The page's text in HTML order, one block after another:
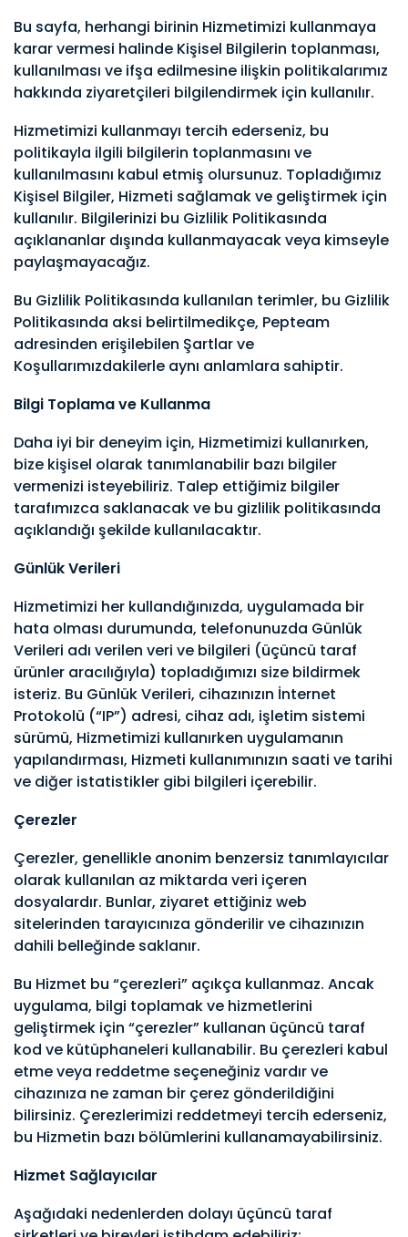
Bu sayfa, herhangi birinin Hizmetimizi kullanmaya
karar vermesi halinde Kişisel Bilgilerin toplanması,
kullanılması ve ifşa edilmesine ilişkin politikalarımız
hakkında ziyaretçileri bilgilendirmek için kullanılır.
Hizmetimizi kullanmayı tercih ederseniz, bu
politikayla ilgili bilgilerin toplanmasını ve
kullanılmasını kabul etmiş olursunuz. Topladığımız
Kişisel Bilgiler, Hizmeti sağlamak ve geliştirmek için
kullanılır. Bilgilerinizi bu Gizlilik Politikasında
açıklananlar dışında kullanmayacak veya kimseyle
paylaşmayacağız.
Bu Gizlilik Politikasında kullanılan terimler, bu Gizlilik
Politikasında aksi belirtilmedikçe, Pepteam
adresinden erişilebilen Şartlar ve
Koşullarımızdakilerle aynı anlamlara sahiptir.
Bilgi Toplama ve Kullanma
Daha iyi bir deneyim için, Hizmetimizi kullanırken,
bize kişisel olarak tanımlanabilir bazı bilgiler
vermenizi isteyebiliriz. Talep ettiğimiz bilgiler
tarafımızca saklanacak ve bu gizlilik politikasında
açıklandığı şekilde kullanılacaktır.
Günlük Verileri
Hizmetimizi her kullandığınızda, uygulamada bir
hata olması durumunda, telefonunuzda Günlük
Verileri adı verilen veri ve bilgileri (üçüncü taraf
ürünler aracılığıyla) topladığımızı size bildirmek
isteriz. Bu Günlük Verileri, cihazınızın İnternet
Protokolü (“IP”) adresi, cihaz adı, işletim sistemi
sürümü, Hizmetimizi kullanırken uygulamanın
yapılandırması, Hizmeti kullanımınızın saati ve tarihi
ve diğer istatistikler gibi bilgileri içerebilir.
Çerezler
Çerezler, genellikle anonim benzersiz tanımlayıcılar
olarak kullanılan az miktarda veri içeren
dosyalardır. Bunlar, ziyaret ettiğiniz web
sitelerinden tarayıcınıza gönderilir ve cihazınızın
dahili belleğinde saklanır.
Bu Hizmet bu “çerezleri” açıkça kullanmaz. Ancak
uygulama, bilgi toplamak ve hizmetlerini
geliştirmek için “çerezler” kullanan üçüncü taraf
kod ve kütüphaneleri kullanabilir. Bu çerezleri kabul
etme veya reddetme seçeneğiniz vardır ve
cihazınıza ne zaman bir çerez gönderildiğini
bilirsiniz. Çerezlerimizi reddetmeyi tercih ederseniz,
bu Hizmetin bazı bölümlerini kullanamayabilirsiniz.
Hizmet Sağlayıcılar
Aşağıdaki nedenlerden dolayı üçüncü taraf